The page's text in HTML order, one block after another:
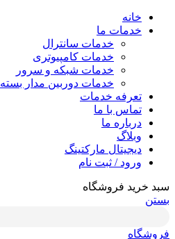
خانه
خدمات ما
خدمات سانترال
خدمات کامپیوتری
خدمات شبکه و سرور
خدمات دوربین مدار بسته
تعرفه خدمات
تماس با ما
درباره ما
وبلاگ
دیجیتال مارکتینگ
ورود / ثبت نام
سبد خرید فروشگاه
بستن
فروشگاه